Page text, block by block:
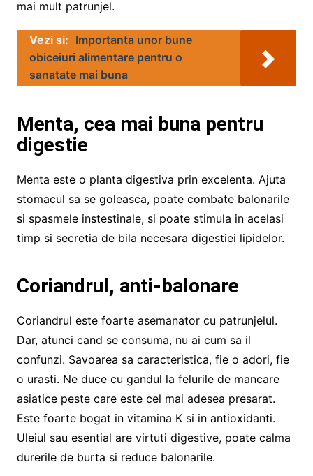
mai mult patrunjel.
Vezi si: Importanta unor bune
obiceiuri alimentare pentru o
sanatate mai buna
Menta, cea mai buna pentru
digestie
Menta este o planta digestiva prin excelenta. Ajuta
stomacul sa se goleasca, poate combate balonarile
si spasmele instestinale, si poate stimula in acelasi
timp si secretia de bila necesara digestiei lipidelor.
Coriandrul, anti-balonare
Coriandrul este foarte asemanator cu patrunjelul.
Dar, atunci cand se consuma, nu ai cum sa il
confunzi. Savoarea sa caracteristica, fie o adori, fie
o urasti. Ne duce cu gandul la felurile de mancare
asiatice peste care este cel mai adesea presarat.
Este foarte bogat in vitamina K si in antioxidanti.
Uleiul sau esential are virtuti digestive, poate calma
durerile de burta si reduce balonarile.